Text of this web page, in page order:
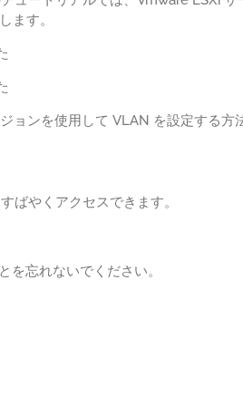
ます。
ョンを使用して VLAN を設定する方
ばやくアクセスできます。
を忘れないでください。